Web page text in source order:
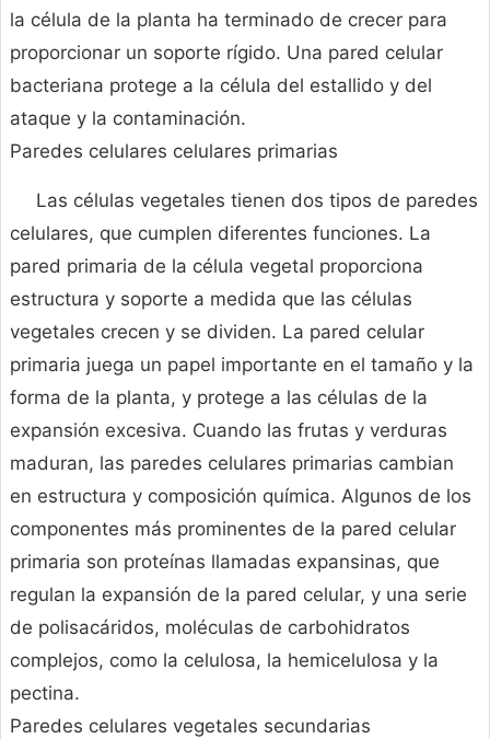
la célula de la planta ha terminado de crecer para
proporcionar un soporte rígido. Una pared celular
bacteriana protege a la célula del estallido y del
ataque y la contaminación.
Paredes celulares celulares primarias
Las células vegetales tienen dos tipos de paredes
celulares, que cumplen diferentes funciones. La
pared primaria de la célula vegetal proporciona
estructura y soporte a medida que las células
vegetales crecen y se dividen. La pared celular
primaria juega un papel importante en el tamaño y la
forma de la planta, y protege a las células de la
expansión excesiva. Cuando las frutas y verduras
maduran, las paredes celulares primarias cambian
en estructura y composición química. Algunos de los
componentes más prominentes de la pared celular
primaria son proteínas llamadas expansinas, que
regulan la expansión de la pared celular, y una serie
de polisacáridos, moléculas de carbohidratos
complejos, como la celulosa, la hemicelulosa y la
pectina.
Paredes celulares vegetales secundarias